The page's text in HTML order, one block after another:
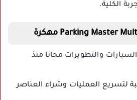
الكلية.
والتطويرات مجانا منذ
لتسريع العمليات وشراء العناصر